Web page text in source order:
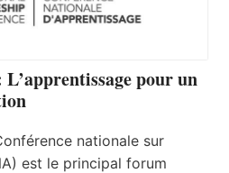
pour un
nationale sur
est le principal forum